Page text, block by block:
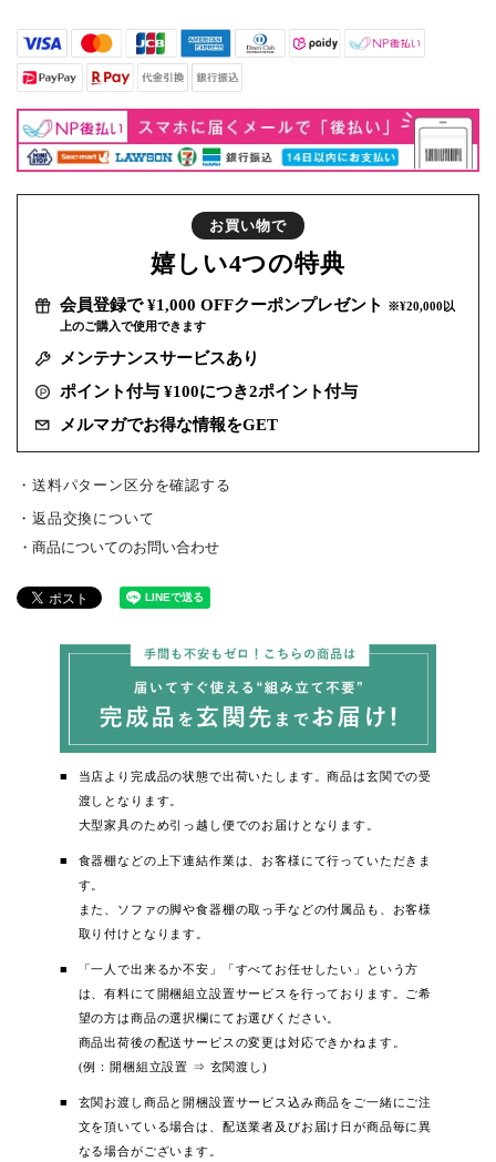
お買い物で
嬉しい4つの特典
会員登録で ¥1,000 OFFクーポンプレゼント
※¥20,000以
上のご購入で使用できます
メンテナンスサービスあり
ポイント付与 ¥100につき2ポイント付与
メルマガでお得な情報をGET
・送料パターン区分を確認する
返品交換について
商品についてのお問い合わせ
当店より完成品の状態で出荷いたします。商品は玄関での受
渡しとなります。
大型家具のため引っ越し便でのお届けとなります。
食器棚などの上下連結作業は、お客様にて行っていただきま
す。
また、ソファの脚や食器棚の取っ手などの付属品も、お客様
取り付けとなります。
「一人で出来るか不安」「すべてお任せしたい」という方
は、有料にて開梱組立設置サービスを行っております。ご希
望の方は商品の選択欄にてお選びください。
商品出荷後の配送サービスの変更は対応できかねます。
(例：開梱組立設置 ⇒ 玄関渡し)
玄関お渡し商品と開梱設置サービス込み商品をご一緒にご注
文を頂いている場合は、配送業者及びお届け日が商品毎に異
なる場合がございます。